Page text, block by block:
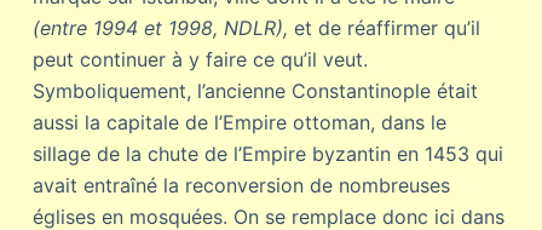
(entre 1994 et 1998, NDLR), et de réaffirmer qu’il
peut continuer à y faire ce qu’il veut.
Symboliquement, l’ancienne Constantinople était
aussi la capitale de l’Empire ottoman, dans le
sillage de la chute de l’Empire byzantin en 1453 qui
avait entraîné la reconversion de nombreuses
églises en mosquées. On se remplace donc ici dans